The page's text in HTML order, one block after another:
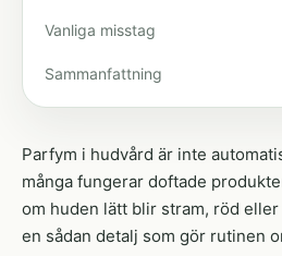
Vanliga misstag
Sammanfattning
Parfym i hudvård är inte
många fungerar doftade
om huden lätt blir stram, röd
en sådan detalj som gör rutinen